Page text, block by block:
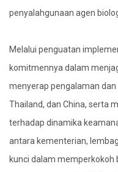
penyalahgunaan agen
Melalui penguatan
komitmennya dalam
menyerap pengalaman
Thailand, dan China, serta
terhadap dinamika
antara kementerian,
kunci dalam